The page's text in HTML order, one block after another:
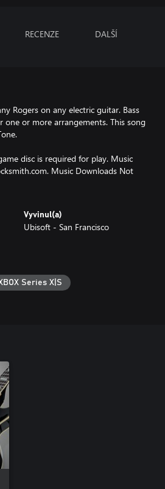
RECENZE DALŠÍ
Rogers on any electric guitar. Bass
one or more arrangements. This song
disc is required for play. Music
Music Downloads Not
Vyvinul(a)
Ubisoft - San Francisco
Series X|S